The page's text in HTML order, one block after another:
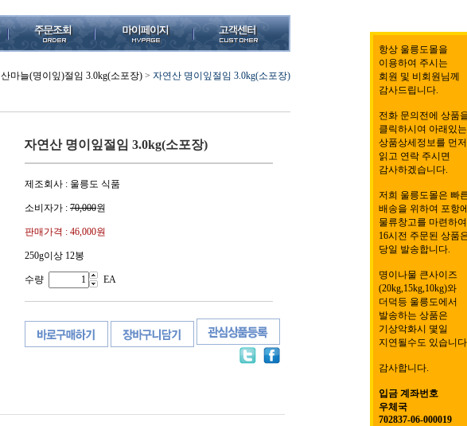
산마늘(명이잎)절임 3.0kg(소포장) > 자연산 명이잎절임 3.0kg(소포장)
자연산 명이잎절임 3.0kg(소포장)
제조회사 : 울릉도 식품
소비자가 : 70,000원
판매가격 : 46,000원
250g이상 12봉
수량 EA
항상 울릉도몰을
이용하여 주시는
회원 및 비회원님께
감사드립니다.
전화 문의전에 상품
클릭하시여 아래있는
상품상세정보를 먼저
읽고 연락 주시면
감사하겠습니다.
저희 울릉도몰은 빠
배송을 위하여 포항
물류창고를 마련하여
16시전 주문된 상품
당일 발송합니다.
명이나물 큰사이즈
(20kg,15kg,10kg)와
더덕등 울릉도에서
발송하는 상품은
기상악화시 몇일
지연될수도 있습니
감사합니다.
입금 계좌번호
우체국
702837-06-000019